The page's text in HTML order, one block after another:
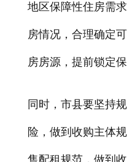
地区保障性住房需
房情况，合理确定
房房源，提前锁定
同时，市县要坚持
险，做到收购主体